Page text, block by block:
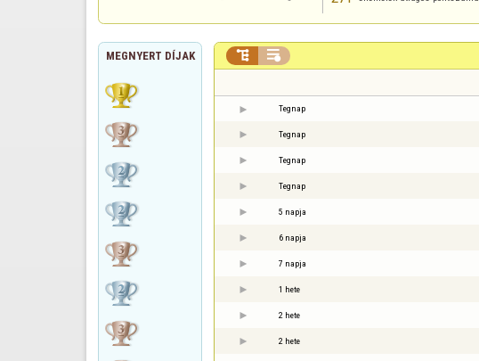
MEGNYERT DÍJAK  
Tegnap
Tegnap
Tegnap
Tegnap
5 napja
6 napja
7 napja
1 hete
2 hete
2 hete